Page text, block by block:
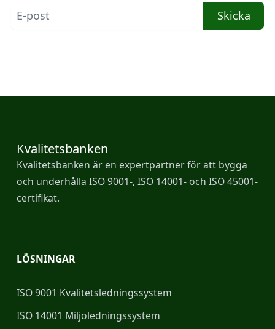
Skicka
Kvalitetsbanken
Kvalitetsbanken är en expertpartner för att bygga
och underhålla ISO 9001-, ISO 14001- och ISO 45001-
certifikat.
LÖSNINGAR
ISO 9001 Kvalitetsledningssystem
ISO 14001 Miljöledningssystem